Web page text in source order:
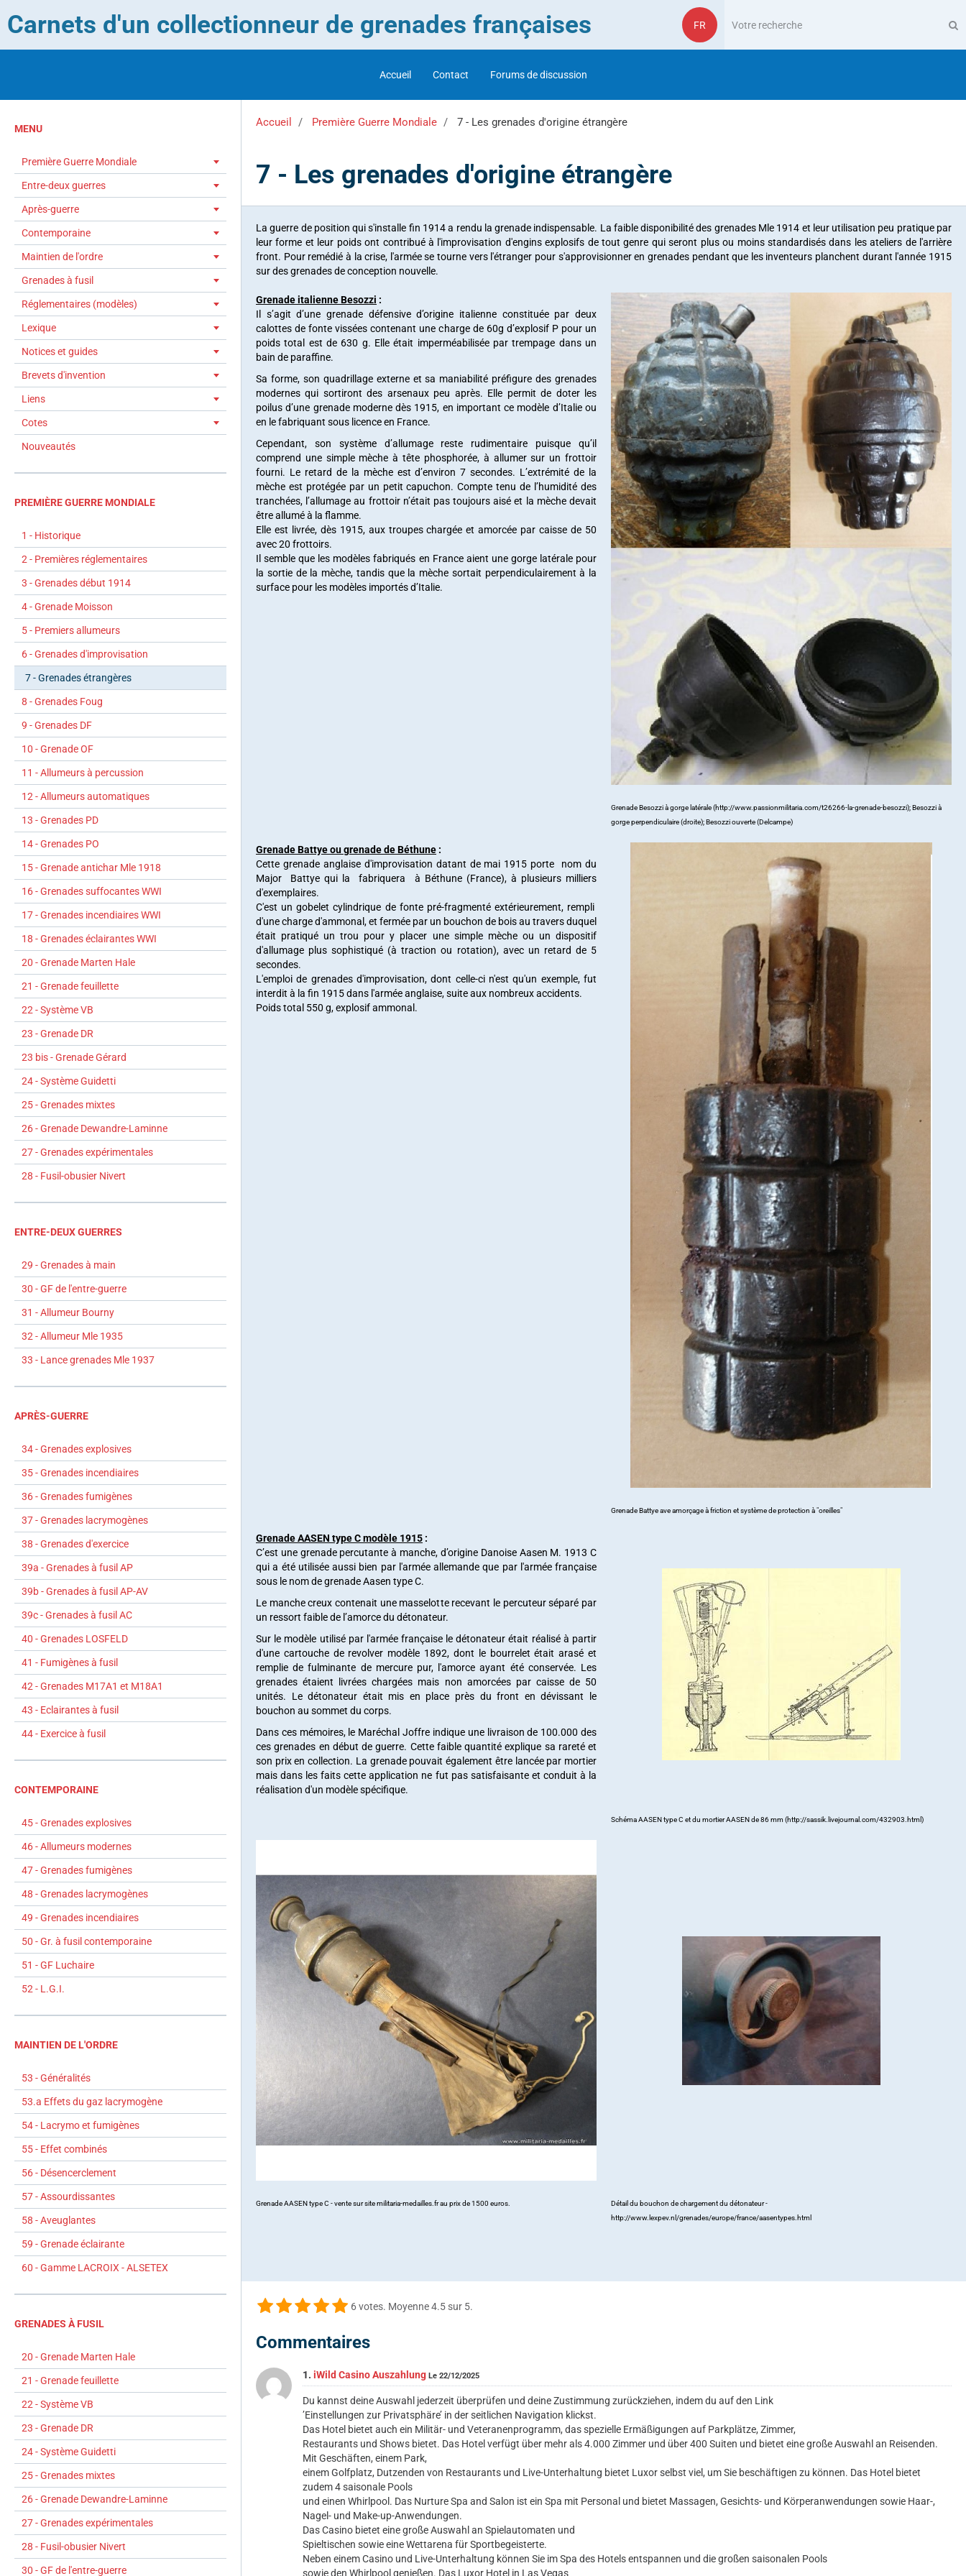
Carnets d'un collectionneur de grenades françaises FR
Accueil Contact Forums de discussion
Accueil Première Guerre Mondiale 7 - Les grenades d'origine étrangère
7 - Les grenades d'origine étrangère
La guerre de position qui s'installe fin 1914 a rendu la grenade indispensable. La faible disponibilité des grenades Mle 1914 et leur utilisation peu pratique par
leur forme et leur poids ont contribué à l'improvisation d'engins explosifs de tout genre qui seront plus ou moins standardisés dans les ateliers de l'arrière
front. Pour remédié à la crise, l'armée se tourne vers l'étranger pour s'approvisionner en grenades pendant que les inventeurs planchent durant l'année 1915
sur des grenades de conception nouvelle.
Grenade italienne Besozzi :
Il s’agit d’une grenade défensive d’origine italienne constituée par deux
calottes de fonte vissées contenant une charge de 60g d’explosif P pour un
poids total est de 630 g. Elle était imperméabilisée par trempage dans un
bain de paraffine.
Sa forme, son quadrillage externe et sa maniabilité préfigure des grenades
modernes qui sortiront des arsenaux peu après. Elle permit de doter les
poilus d’une grenade moderne dès 1915, en important ce modèle d’Italie ou
en le fabriquant sous licence en France.
Cependant, son système d’allumage reste rudimentaire puisque qu’il
comprend une simple mèche à tête phosphorée, à allumer sur un frottoir
fourni. Le retard de la mèche est d’environ 7 secondes. L’extrémité de la
mèche est protégée par un petit capuchon. Compte tenu de l’humidité des
tranchées, l’allumage au frottoir n’était pas toujours aisé et la mèche devait
être allumé à la flamme.
Elle est livrée, dès 1915, aux troupes chargée et amorcée par caisse de 50
avec 20 frottoirs.
Il semble que les modèles fabriqués en France aient une gorge latérale pour
la sortie de la mèche, tandis que la mèche sortait perpendiculairement à la
surface pour les modèles importés d’Italie.
Grenade Besozzi à gorge latérale (http://www.passionmilitaria.com/t26266-la-grenade-besozzi); Besozzi à
gorge perpendiculaire (droite); Besozzi ouverte (Delcampe)
Grenade Battye ou grenade de Béthune :
Cette grenade anglaise d'improvisation datant de mai 1915 porte nom du
Major Battye qui la fabriquera à Béthune (France), à plusieurs milliers
d'exemplaires.
C'est un gobelet cylindrique de fonte pré-fragmenté extérieurement, rempli
d'une charge d'ammonal, et fermée par un bouchon de bois au travers duquel
était pratiqué un trou pour y placer une simple mèche ou un dispositif
d'allumage plus sophistiqué (à traction ou rotation), avec un retard de 5
secondes.
L'emploi de grenades d'improvisation, dont celle-ci n'est qu'un exemple, fut
interdit à la fin 1915 dans l'armée anglaise, suite aux nombreux accidents.
Poids total 550 g, explosif ammonal.
Grenade Battye ave amorçage à friction et système de protection à "oreilles"
Grenade AASEN type C modèle 1915 :
C’est une grenade percutante à manche, d’origine Danoise Aasen M. 1913 C
qui a été utilisée aussi bien par l'armée allemande que par l'armée française
sous le nom de grenade Aasen type C.
Le manche creux contenait une masselotte recevant le percuteur séparé par
un ressort faible de l’amorce du détonateur.
Sur le modèle utilisé par l'armée française le détonateur était réalisé à partir
d'une cartouche de revolver modèle 1892, dont le bourrelet était arasé et
remplie de fulminante de mercure pur, l'amorce ayant été conservée. Les
grenades étaient livrées chargées mais non amorcées par caisse de 50
unités. Le détonateur était mis en place près du front en dévissant le
bouchon au sommet du corps.
Dans ces mémoires, le Maréchal Joffre indique une livraison de 100.000 des
ces grenades en début de guerre. Cette faible quantité explique sa rareté et
son prix en collection. La grenade pouvait également être lancée par mortier
mais dans les faits cette application ne fut pas satisfaisante et conduit à la
réalisation d'un modèle spécifique.
Schéma AASEN type C et du mortier AASEN de 86 mm (http://sassik.livejournal.com/432903.html)
Grenade AASEN type C - vente sur site militaria-medailles.fr au prix de 1500 euros.
Détail du bouchon de chargement du détonateur -
http://www.lexpev.nl/grenades/europe/france/aasentypes.html
6votes. Moyenne4.5 sur 5.
Commentaires
1. iWild Casino Auszahlung Le 22/12/2025
Du kannst deine Auswahl jederzeit überprüfen und deine Zustimmung zurückziehen, indem du auf den Link
’Einstellungen zur Privatsphäre’ in der seitlichen Navigation klickst.
Das Hotel bietet auch ein Militär- und Veteranenprogramm, das spezielle Ermäßigungen auf Parkplätze, Zimmer,
Restaurants und Shows bietet. Das Hotel verfügt über mehr als 4.000 Zimmer und über 400 Suiten und bietet eine große Auswahl an Reisenden.
Mit Geschäften, einem Park,
einem Golfplatz, Dutzenden von Restaurants und Live-Unterhaltung bietet Luxor selbst viel, um Sie beschäftigen zu können. Das Hotel bietet
zudem 4 saisonale Pools
und einen Whirlpool. Das Nurture Spa and Salon ist ein Spa mit Personal und bietet Massagen, Gesichts- und Körperanwendungen sowie Haar-,
Nagel- und Make-up-Anwendungen.
Das Casino bietet eine große Auswahl an Spielautomaten und
Spieltischen sowie eine Wettarena für Sportbegeisterte.
Neben einem Casino und Live-Unterhaltung können Sie im Spa des Hotels entspannen und die großen saisonalen Pools
sowie den Whirlpool genießen. Das Luxor Hotel in Las Vegas
MENU
Première Guerre Mondiale
Entre-deux guerres
Après-guerre
Contemporaine
Maintien de l'ordre
Grenades à fusil
Réglementaires (modèles)
Lexique
Notices et guides
Brevets d'invention
Liens
Cotes
Nouveautés
PREMIÈRE GUERRE MONDIALE
1 - Historique
2 - Premières réglementaires
3 - Grenades début 1914
4 - Grenade Moisson
5 - Premiers allumeurs
6 - Grenades d'improvisation
7 - Grenades étrangères
8 - Grenades Foug
9 - Grenades DF
10 - Grenade OF
11 - Allumeurs à percussion
12 - Allumeurs automatiques
13 - Grenades PD
14 - Grenades PO
15 - Grenade antichar Mle 1918
16 - Grenades suffocantes WWI
17 - Grenades incendiaires WWI
18 - Grenades éclairantes WWI
20 - Grenade Marten Hale
21 - Grenade feuillette
22 - Système VB
23 - Grenade DR
23 bis - Grenade Gérard
24 - Système Guidetti
25 - Grenades mixtes
26 - Grenade Dewandre-Laminne
27 - Grenades expérimentales
28 - Fusil-obusier Nivert
ENTRE-DEUX GUERRES
29 - Grenades à main
30 - GF de l'entre-guerre
31 - Allumeur Bourny
32 - Allumeur Mle 1935
33 - Lance grenades Mle 1937
APRÈS-GUERRE
34 - Grenades explosives
35 - Grenades incendiaires
36 - Grenades fumigènes
37 - Grenades lacrymogènes
38 - Grenades d'exercice
39a - Grenades à fusil AP
39b - Grenades à fusil AP-AV
39c - Grenades à fusil AC
40 - Grenades LOSFELD
41 - Fumigènes à fusil
42 - Grenades M17A1 et M18A1
43 - Eclairantes à fusil
44 - Exercice à fusil
CONTEMPORAINE
45 - Grenades explosives
46 - Allumeurs modernes
47 - Grenades fumigènes
48 - Grenades lacrymogènes
49 - Grenades incendiaires
50 - Gr. à fusil contemporaine
51 - GF Luchaire
52 - L.G.I.
MAINTIEN DE L'ORDRE
53 - Généralités
53.a Effets du gaz lacrymogène
54 - Lacrymo et fumigènes
55 - Effet combinés
56 - Désencerclement
57 - Assourdissantes
58 - Aveuglantes
59 - Grenade éclairante
60 - Gamme LACROIX - ALSETEX
GRENADES À FUSIL
20 - Grenade Marten Hale
21 - Grenade feuillette
22 - Système VB
23 - Grenade DR
24 - Système Guidetti
25 - Grenades mixtes
26 - Grenade Dewandre-Laminne
27 - Grenades expérimentales
28 - Fusil-obusier Nivert
30 - GF de l'entre-guerre